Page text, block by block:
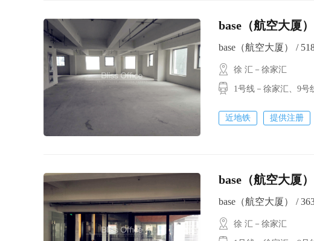
base（航空大厦
base（航空大厦） /
徐 汇－徐家汇
1号线－徐家汇、
近地铁 提供注册
base（航空大厦
base（航空大厦） /
徐 汇－徐家汇